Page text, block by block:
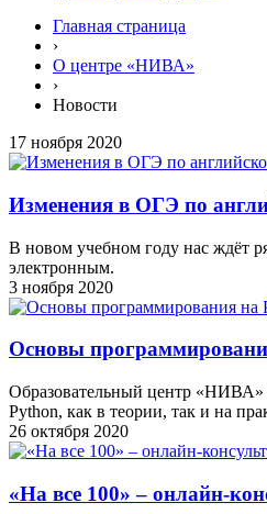
Главная страница
›
О центре «НИВА»
›
Новости
17 ноября 2020
Изменения в ОГЭ по
В новом учебном году нас ждёт
электронным.
3 ноября 2020
Основы
Образовательный центр «НИВА»
Python, как в теории, так и на
26 октября 2020
«На все 100» – онлайн-